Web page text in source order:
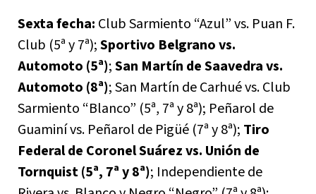
Sexta fecha: Club Sarmiento “Azul” vs. Puan F.
Club (5ª y 7ª);Sportivo Belgrano vs.
Automoto (5ª);San Martín de Saavedra vs.
Automoto (8ª); San Martín de Carhué vs. Club
Sarmiento “Blanco” (5ª, 7ª y 8ª); Peñarol de
Guaminí vs. Peñarol de Pigüé (7ª y 8ª); Tiro
Federal de Coronel Suárez vs. Unión de
Tornquist (5ª, 7ª y 8ª); Independiente de